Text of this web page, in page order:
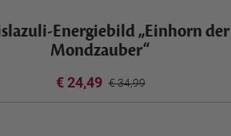
Energiebild „Einhorn der
Mondzauber“
€ 24,49 € 34,99